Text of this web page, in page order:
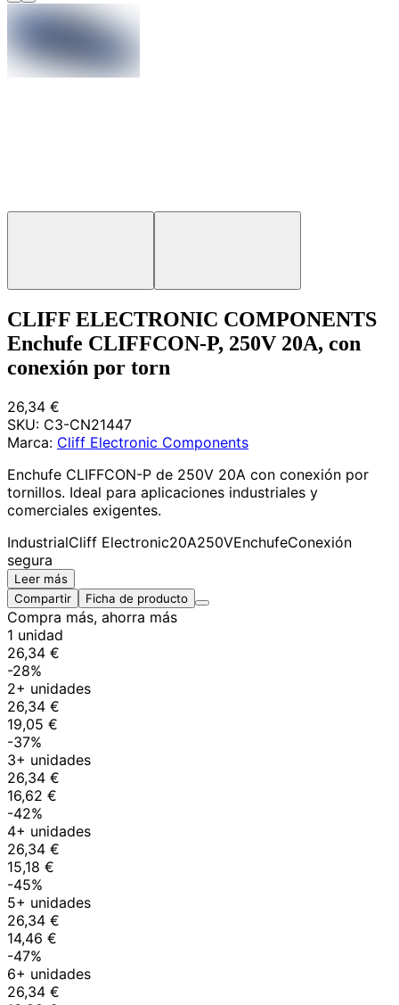
CLIFF ELECTRONIC COMPONENTS
Enchufe CLIFFCON-P, 250V 20A, con
conexión por torn
26,34 €
SKU: C3-CN21447
Marca: Cliff Electronic Components
Enchufe CLIFFCON-P de 250V 20A con conexión por
tornillos. Ideal para aplicaciones industriales y
comerciales exigentes.
IndustrialCliff Electronic20A250VEnchufeConexión
segura
Leer más
Compartir
Ficha de producto
Compra más, ahorra más
1 unidad
26,34 €
-28%
2+ unidades
26,34 €
19,05 €
-37%
3+ unidades
26,34 €
16,62 €
-42%
4+ unidades
26,34 €
15,18 €
-45%
5+ unidades
26,34 €
14,46 €
-47%
6+ unidades
26,34 €